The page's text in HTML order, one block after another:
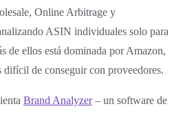
Online Arbitrage y
ASIN individuales solo para
de ellos está dominada por Amazon,
difícil de conseguir con proveedores.
Brand Analyzer– un software de